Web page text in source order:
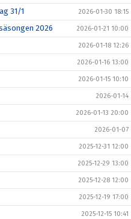
31/1 2026-01-30 18:15
2026 2026-01-21 10:00
2026-01-18 12:26
2026-01-16 13:00
2026-01-15 10:10
2026-01-14
2026-01-13 20:00
2026-01-07
2025-12-31 12:00
2025-12-29 13:00
2025-12-28 12:00
2025-12-19 17:00
2025-12-15 10:41